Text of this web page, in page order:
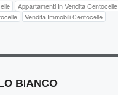
Appartamenti In Vendita Centocelle
Vendita Immobili Centocelle
BIANCO